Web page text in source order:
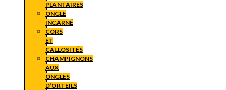
PLANTAIRES
ONGLE
INCARNÉ
CORS
ET
CALLOSITÉS
CHAMPIGNONS
AUX
ONGLES
D’ORTEILS